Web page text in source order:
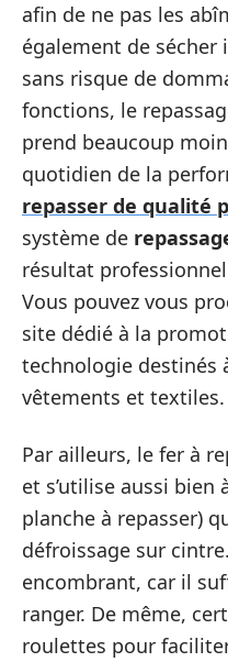
afin de ne pas les
également de
sans risque de
fonctions, le
prend beaucoup
quotidien de la
repasser de qualité
système de
résultat
Vous pouvez vous
site dédié à la
technologie destinés
vêtements et textiles.
Par ailleurs, le fer à
et s’utilise aussi bien
planche à repasser)
défroissage sur
encombrant, car il
ranger. De même,
roulettes pour